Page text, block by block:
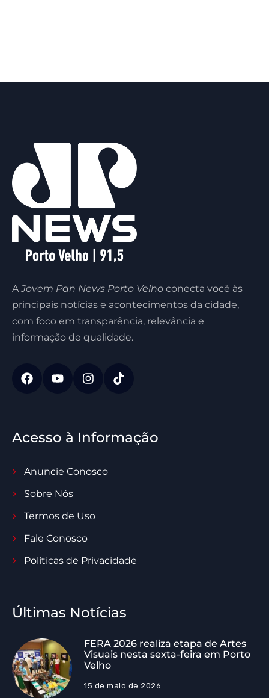
AJovem Pan News Porto Velho conecta você às
principais notícias e acontecimentos da cidade,
com foco em transparência, relevância e
informação de qualidade.
Acesso à Informação
Anuncie Conosco
Sobre Nós
Termos de Uso
Fale Conosco
Políticas de Privacidade
Últimas Notícias
FERA 2026 realiza etapa de Artes
Visuais nesta sexta-feira em Porto
Velho
15 de maio de 2026